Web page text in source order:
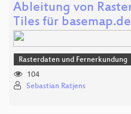
Ableitung von
Tiles für basemap.de
Rasterdaten und Fernerkundung
104
Sebastian Ratjens